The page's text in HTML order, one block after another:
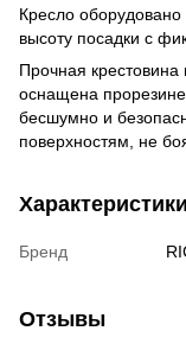
Кресло оборудовано
высоту посадки с
Прочная крестовина
оснащена
бесшумно и
поверхностям, не
Характеристики
Бренд
Отзывы